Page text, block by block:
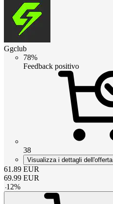
Ggclub
78%
Feedback positivo
38
Visualizza i dettagli dell'offerta
61.89 EUR
69.99 EUR
-12%